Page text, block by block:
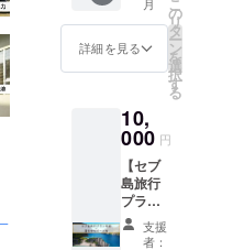
6月30日
イティ
ング学
習 ※
ドバッ
クが記
入され
た個人
カルテ
配布
※詳細は
本文を
きま
す。
に進み
たい私
たちの
活動と
思いを
ていた
だけれ
ば嬉し
いで
す！
フィリ
ピンは
ドゥマ
詳細を見る
の
リ
タ
ー
ン
を
選
択
す
る
10,
000 円
【セブ
島旅行
プラン
作成 +
滞在中
支援
者：